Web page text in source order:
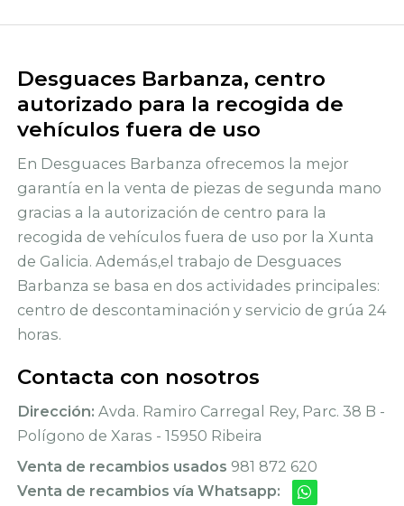
Desguaces Barbanza, centro
autorizado para la recogida de
vehículos fuera de uso
En Desguaces Barbanza ofrecemos la mejor
garantía en la venta de piezas de segunda mano
gracias a la autorización de centro para la
recogida de vehículos fuera de uso por la Xunta
de Galicia. Además,el trabajo de Desguaces
Barbanza se basa en dos actividades principales:
centro de descontaminación y servicio de grúa 24
horas.
Contacta con nosotros
Dirección: Avda. Ramiro Carregal Rey, Parc. 38 B -
Polígono de Xaras - 15950 Ribeira
Venta de recambios usados 981 872 620
Venta de recambios vía Whatsapp: